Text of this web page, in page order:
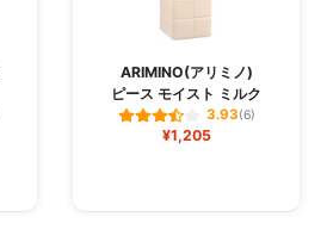
ARIMINO(アリミノ)
ピース モイスト ミルク
3.93(6)
¥1,205